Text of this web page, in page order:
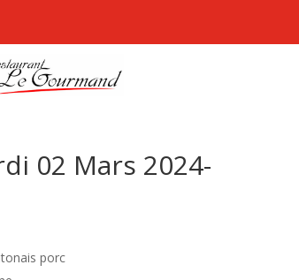
02 Mars 2024-
porc